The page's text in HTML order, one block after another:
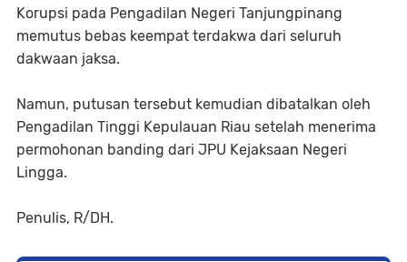
Korupsi pada Pengadilan Negeri Tanjungpinang
memutus bebas keempat terdakwa dari seluruh
dakwaan jaksa.
Namun, putusan tersebut kemudian dibatalkan oleh
Pengadilan Tinggi Kepulauan Riau setelah menerima
permohonan banding dari JPU Kejaksaan Negeri
Lingga.
Penulis, R/DH.